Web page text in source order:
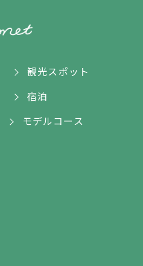
観光スポット
宿泊
モデルコース